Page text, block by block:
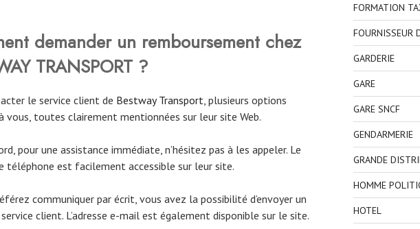
demander un remboursement chez
TRANSPORT ?
le service client de Bestway Transport, plusieurs options
vous, toutes clairement mentionnées sur leur site Web.
pour une assistance immédiate, n’hésitez pas à les appeler. Le
téléphone est facilement accessible sur leur site.
communiquer par écrit, vous avez la possibilité d’envoyer un
client. L’adresse e-mail est également disponible sur le site.
FORMATION
FOURNISSEUR
GARDERIE
GARE
GARE SNCF
GENDARMERIE
GRANDE
HOMME
HOTEL